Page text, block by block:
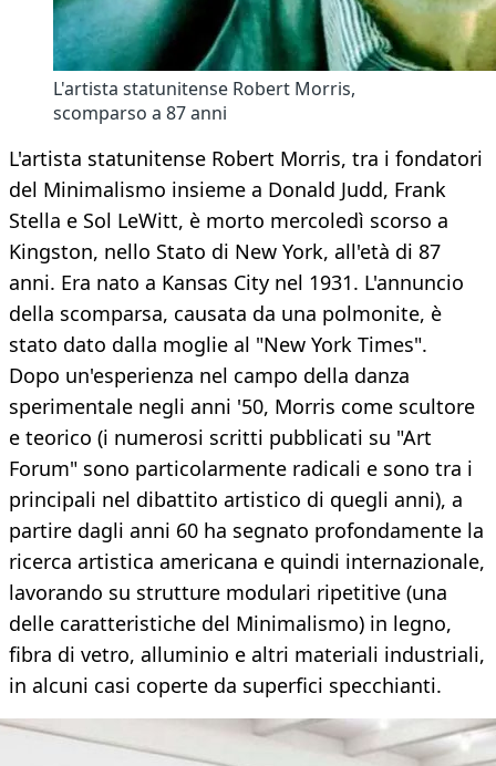
L'artista statunitense Robert Morris,
scomparso a 87 anni
L'artista statunitense Robert Morris, tra i fondatori
del Minimalismo insieme a Donald Judd, Frank
Stella e Sol LeWitt, è morto mercoledì scorso a
Kingston, nello Stato di New York, all'età di 87
anni. Era nato a Kansas City nel 1931. L'annuncio
della scomparsa, causata da una polmonite, è
stato dato dalla moglie al "New York Times".
Dopo un'esperienza nel campo della danza
sperimentale negli anni '50, Morris come scultore
e teorico (i numerosi scritti pubblicati su "Art
Forum" sono particolarmente radicali e sono tra i
principali nel dibattito artistico di quegli anni), a
partire dagli anni 60 ha segnato profondamente la
ricerca artistica americana e quindi internazionale,
lavorando su strutture modulari ripetitive (una
delle caratteristiche del Minimalismo) in legno,
fibra di vetro, alluminio e altri materiali industriali,
in alcuni casi coperte da superfici specchianti.